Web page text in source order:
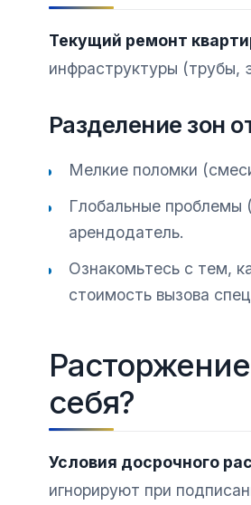
Текущий ремонт
инфраструктуры (трубы,
Разделение зон
Мелкие поломки
Глобальные проблемы
арендодатель.
Ознакомьтесь с тем,
стоимость вызова
себя?
Условия досрочного
игнорируют при